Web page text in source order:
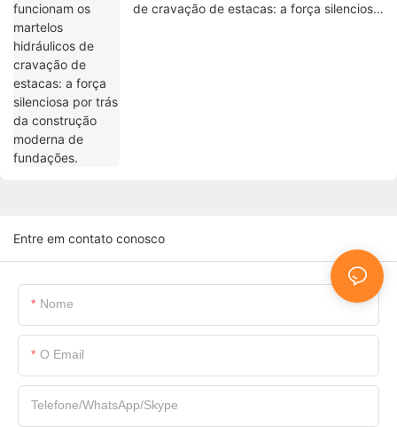
de cravação de estacas: a força silenciosa
Entre em contato conosco
Nome
O Email
Telefone/WhatsApp/Skype